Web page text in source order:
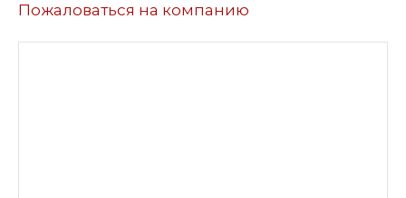
Пожаловаться на компанию